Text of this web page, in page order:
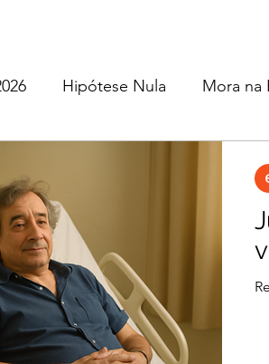
Hipótese Nula Mora na
Abril 2026
2026 Dezembro 2025